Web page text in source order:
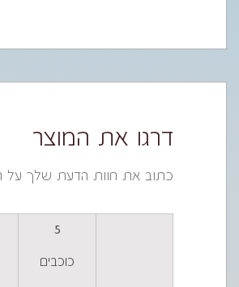
דרגו את המוצר
כתוב את חוות הדעת שלך על
5
כוכבים